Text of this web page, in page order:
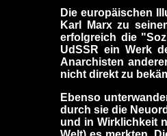
Die europäischen
Karl Marx zu
erfolgreich die
UdSSR ein Werk
Anarchisten
nicht direkt zu
Ebenso
durch sie die
und in Wirklichkeit